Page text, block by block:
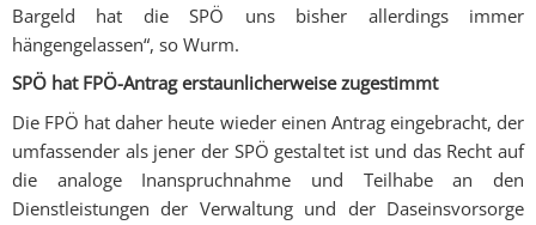
Bargeld hat die SPÖ uns bisher allerdings immer
hängengelassen“, so Wurm.
SPÖ hat FPÖ-Antrag erstaunlicherweise zugestimmt
Die FPÖ hat daher heute wieder einen Antrag eingebracht, der
umfassender als jener der SPÖ gestaltet ist und das Recht auf
die analoge Inanspruchnahme und Teilhabe an den
Dienstleistungen der Verwaltung und der Daseinsvorsorge